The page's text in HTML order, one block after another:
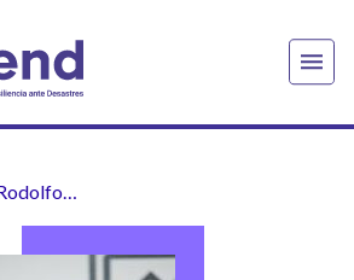
Paredes